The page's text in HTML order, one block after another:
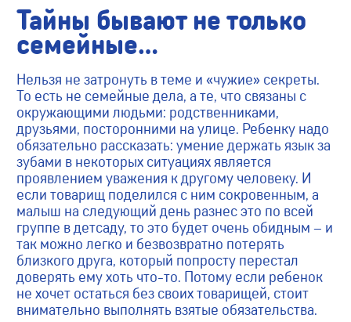
Тайны бывают не только
семейные…
Нельзя не затронуть в теме и «чужие» секреты.
То есть не семейные дела, а те, что связаны с
окружающими людьми: родственниками,
друзьями, посторонними на улице. Ребенку надо
обязательно рассказать: умение держать язык за
зубами в некоторых ситуациях является
проявлением уважения к другому человеку. И
если товарищ поделился с ним сокровенным, а
малыш на следующий день разнес это по всей
группе в детсаду, то это будет очень обидным – и
так можно легко и безвозвратно потерять
близкого друга, который попросту перестал
доверять ему хоть что-то. Потому если ребенок
не хочет остаться без своих товарищей, стоит
внимательно выполнять взятые обязательства.